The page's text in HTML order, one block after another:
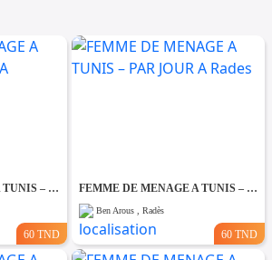
FEMME DE MENAGE A TUNIS – PAR JOUR A Fouchana
60 TND
FEMME DE MENAGE A TUNIS – PAR JOUR A Rades
Ben Arous , Radès
60 TND